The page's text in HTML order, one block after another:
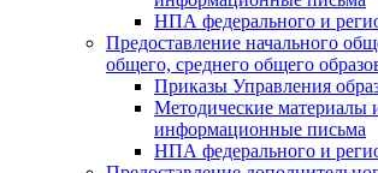
НПА федерального и
Предоставление начального
общего, среднего общего
Приказы Управления
Методические материалы
информационные письма
НПА федерального и